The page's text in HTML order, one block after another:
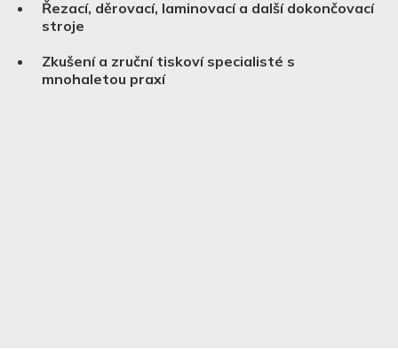
Řezací, děrovací, laminovací a další dokončovací
stroje
Zkušení a zruční tiskoví specialisté s
mnohaletou praxí